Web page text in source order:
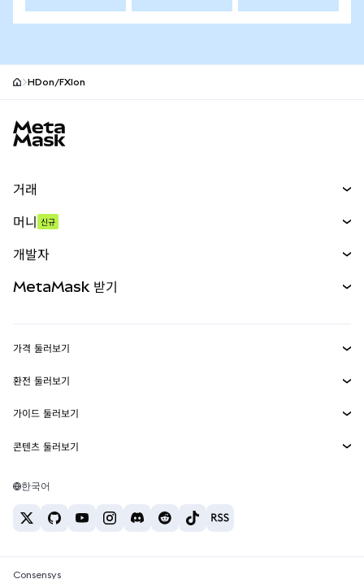
HDon/FXIon
거래
무기한 선물
실물자산
머니 신규
개발자
MetaMask Connect
Snaps
웹3 서비스
MetaMask 받기
보안
고객 지원
채용
가격 둘러보기
이더리움 가격
솔라나 가격
테더 가격
환전 둘러보기
ETH를 USD로 환전
USDT를 INR로 환전
BTC를 INR로 환전
ETH를 USDT로 환전
가이드 둘러보기
ETH 매수
USDT 매수
SHIB 매수
콘텐츠 둘러보기
솔라나 지갑
한국어
Consensys